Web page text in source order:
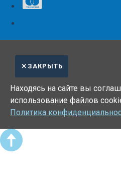
ЗАКРЫТЬ
Находясь на сайте вы
использование файлов
Политика